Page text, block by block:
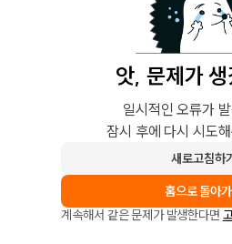
앗, 문제가
일시적인 오류가
잠시 후에 다시 시도
새로고침하
홈으로 돌아
계속해서 같은 문제가 발생한다면